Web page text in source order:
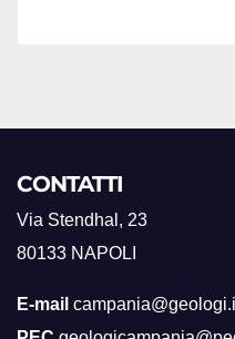
CONTATTI
Via Stendhal, 23
80133 NAPOLI
E-mail